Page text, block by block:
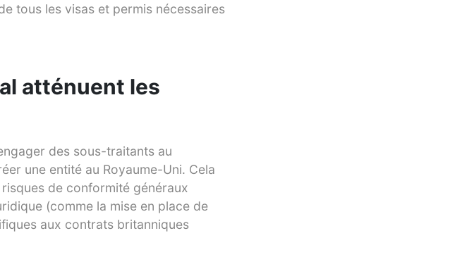
tous les visas et permis nécessaires
atténuent les
des sous-traitants au
une entité au Royaume-Uni. Cela
de conformité généraux
(comme la mise en place de
aux contrats britanniques